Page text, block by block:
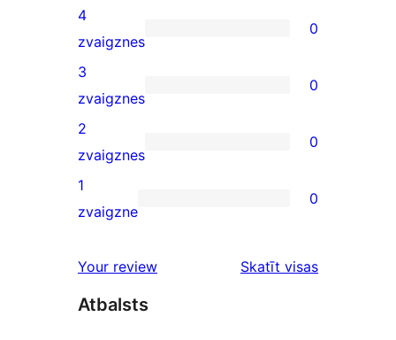
5-
star
review
0
4-
star
reviews
4
zvaigznes
0
0
3-
star
reviews
3
zvaigznes
0
0
2-
star
2
zvaigznes
0
0
star
1
zvaigzne
0
Your review Skatīt visasatsauksmes
Atbalsts